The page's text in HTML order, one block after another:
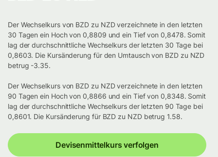
Der Wechselkurs von BZD zu NZD verzeichnete in den letzten
30 Tagen ein Hoch von 0,8809 und ein Tief von 0,8478. Somit
lag der durchschnittliche Wechselkurs der letzten 30 Tage bei
0,8603. Die Kursänderung für den Umtausch von BZD zu NZD
betrug -3.35.
Der Wechselkurs von BZD zu NZD verzeichnete in den letzten
90 Tagen ein Hoch von 0,8866 und ein Tief von 0,8348. Somit
lag der durchschnittliche Wechselkurs der letzten 90 Tage bei
0,8601. Die Kursänderung für BZD zu NZD betrug 1.58.
Devisenmittelkurs verfolgen